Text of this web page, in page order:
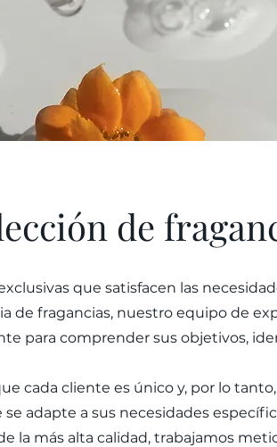
de
que satisfacen las
de fragancias, nuestro equipo de
para comprender sus objetivos,
cada cliente es único y, por lo
adapte a sus necesidades
la más alta calidad, trabajamos